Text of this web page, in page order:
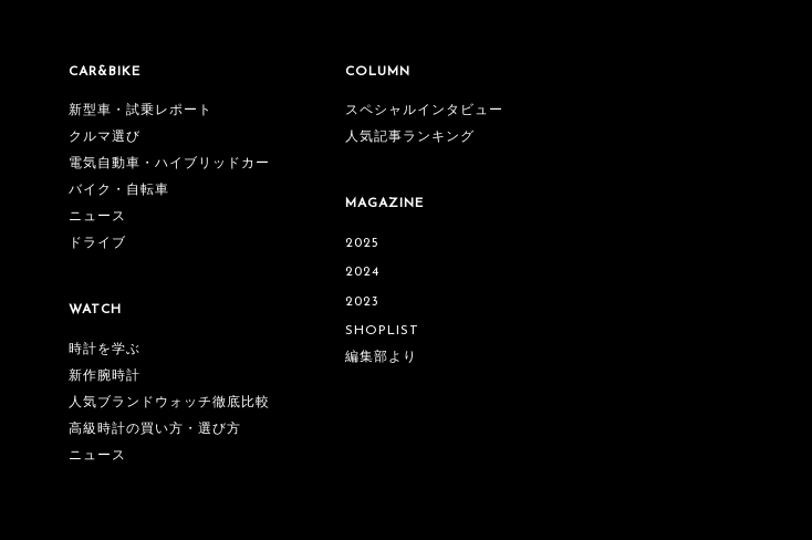
CAR&BIKE
新型車・試乗レポート
クルマ選び
電気自動車・ハイブリッドカー
バイク・自転車
ニュース
ドライブ
WATCH
時計を学ぶ
新作腕時計
人気ブランドウォッチ徹底比較
高級時計の買い方・選び方
ニュース
COLUMN
スペシャルインタビュー
人気記事ランキング
MAGAZINE
2025
2024
2023
SHOPLIST
編集部より